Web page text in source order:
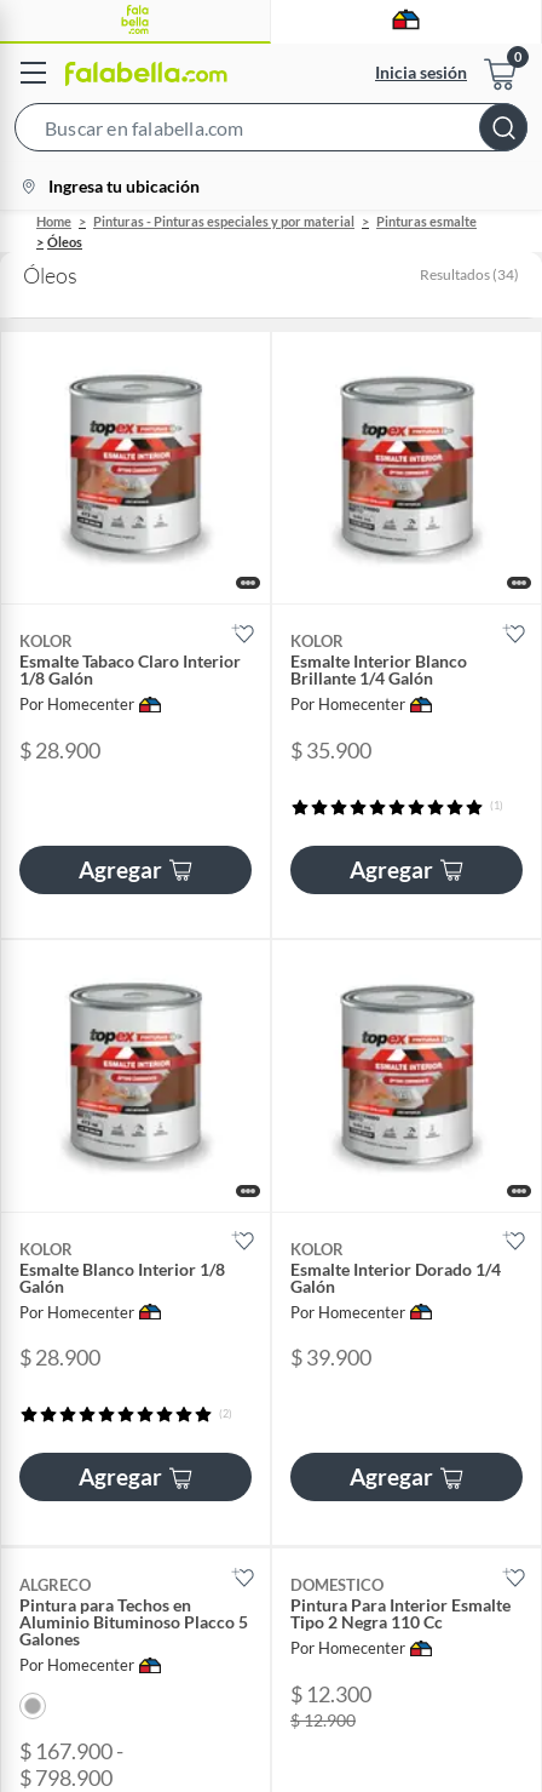
Inicia sesión
Bar
location-
icon
Ingresa tu ubicación
Home Pinturas - Pinturas especiales y por material
Pinturas esmalte
Óleos
Óleos Resultados (34)
KOLOR
Esmalte Tabaco Claro Interior
1/8 Galón
Por Homecenter
$ 28.900
Agregar
KOLOR
Esmalte Interior Blanco
Brillante 1/4 Galón
Por Homecenter
$ 35.900
(1)
Agregar
KOLOR
Esmalte Blanco Interior 1/8
Galón
Por Homecenter
$ 28.900
(2)
Agregar
KOLOR
Esmalte Interior Dorado 1/4
Galón
Por Homecenter
$ 39.900
Agregar
ALGRECO
Pintura para Techos en
Aluminio Bituminoso Placco 5
Galones
Por Homecenter
$ 167.900 -
$ 798.900
DOMESTICO
Pintura Para Interior Esmalte
Tipo 2 Negra 110 Cc
Por Homecenter
$ 12.300
$ 12.900